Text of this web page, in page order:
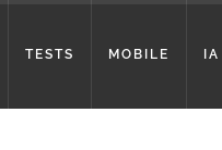
TESTS MOBILE IA